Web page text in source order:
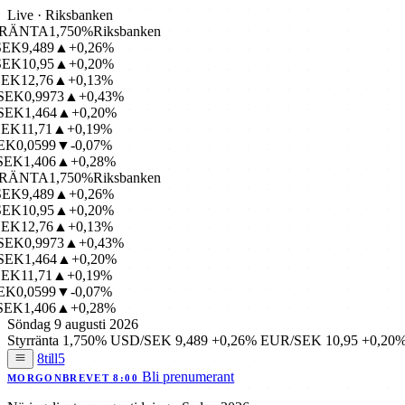
Live · Riksbanken
1,750%Riksbanken
9,489▲+0,26%
10,95▲+0,20%
12,76▲+0,13%
0,9973▲+0,43%
1,464▲+0,20%
11,71▲+0,19%
0,0599▼-0,07%
1,406▲+0,28%
1,750%Riksbanken
9,489▲+0,26%
10,95▲+0,20%
12,76▲+0,13%
0,9973▲+0,43%
1,464▲+0,20%
11,71▲+0,19%
0,0599▼-0,07%
1,406▲+0,28%
Söndag 9 augusti 2026
Styrränta 1,750% USD/SEK 9,489 +0,26% EUR/SEK 10,95
8till5
MORGONBREVET 8:00 Bli prenumerant